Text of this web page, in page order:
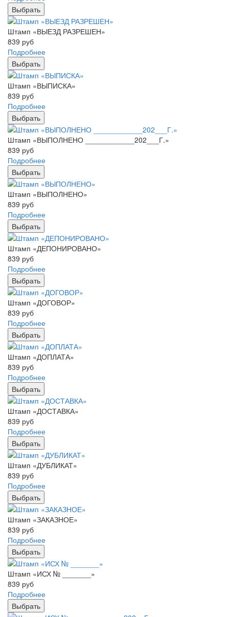
Выбрать
Штамп «ВЫЕЗД РАЗРЕШЕН»
839 руб
Подробнее
Выбрать
Штамп «ВЫПИСКА»
839 руб
Подробнее
Выбрать
Штамп «ВЫПОЛНЕНО ____________202___Г.»
839 руб
Подробнее
Выбрать
Штамп «ВЫПОЛНЕНО»
839 руб
Подробнее
Выбрать
Штамп «ДЕПОНИРОВАНО»
839 руб
Подробнее
Выбрать
Штамп «ДОГОВОР»
839 руб
Подробнее
Выбрать
Штамп «ДОПЛАТА»
839 руб
Подробнее
Выбрать
Штамп «ДОСТАВКА»
839 руб
Подробнее
Выбрать
Штамп «ДУБЛИКАТ»
839 руб
Подробнее
Выбрать
Штамп «ЗАКАЗНОЕ»
839 руб
Подробнее
Выбрать
Штамп «ИСХ № _______»
839 руб
Подробнее
Выбрать